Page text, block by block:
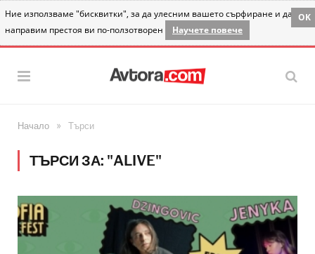
Ние използваме "бисквитки", за да улесним вашето сърфиране и да
направим престоя ви по-ползотворен
Научете повече
OK
Начало » Търси
ТЪРСИ ЗА: "ALIVE"